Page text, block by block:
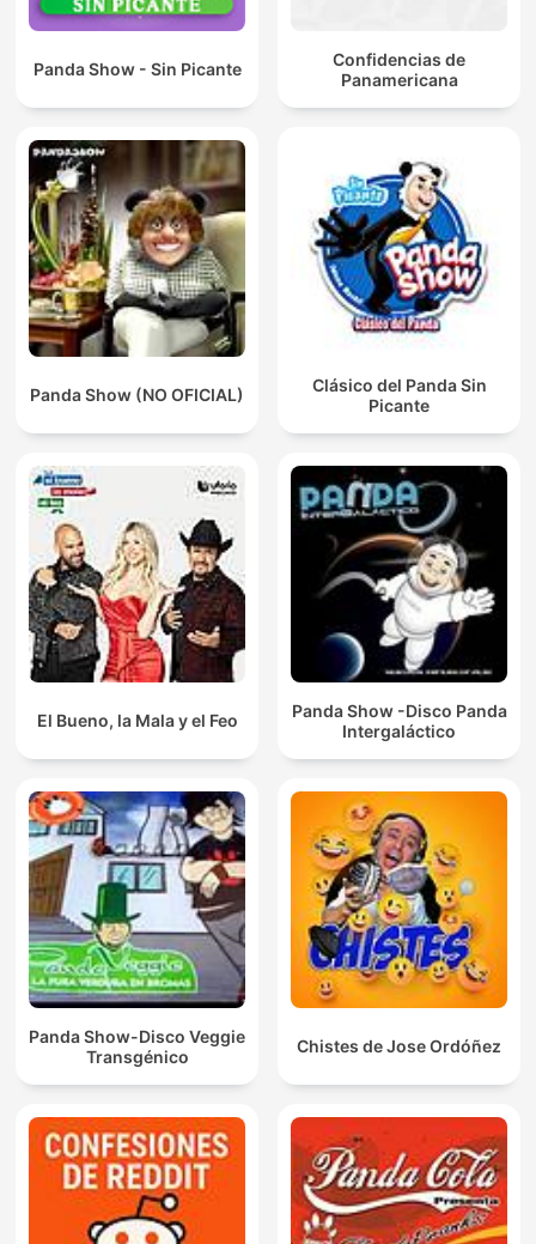
Panda Show - Sin Picante
Confidencias de
Panamericana
Panda Show (NO OFICIAL)
Clásico del Panda Sin
Picante
El Bueno, la Mala y el Feo
Panda Show -Disco Panda
Intergaláctico
Panda Show-Disco Veggie
Transgénico
Chistes de Jose Ordóñez